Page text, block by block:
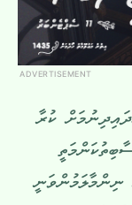
ADVERTISEMENT
ކުރާ
ނިންމާލަމުންވަނީ